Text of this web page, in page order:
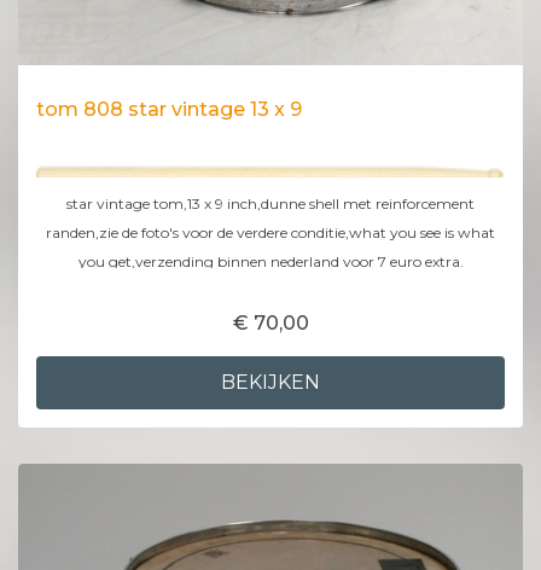
tom 808 star vintage 13 x 9
star vintage tom,13 x 9 inch,dunne shell met reinforcement
randen,zie de foto's voor de verdere conditie,what you see is what
you get,verzending binnen nederland voor 7 euro extra.
€ 70,00
BEKIJKEN